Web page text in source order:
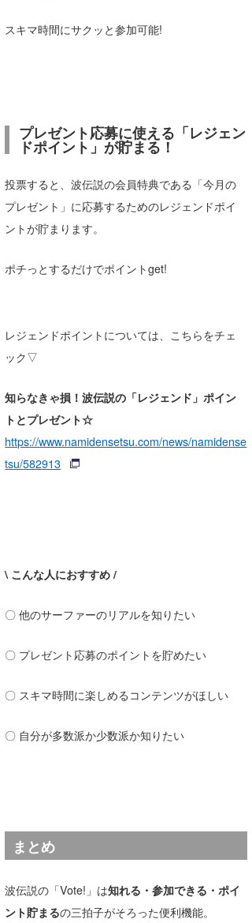
スキマ時間にサクッと参加可能!
プレゼント応募に使える「レジェン
ドポイント」が貯まる！
投票すると、波伝説の会員特典である「今月の
プレゼント」に応募するためのレジェンドポイ
ントが貯まります。
ポチっとするだけでポイントget!
レジェンドポイントについては、こちらをチェ
ック▽
知らなきゃ損！波伝説の「レジェンド」ポイン
トとプレゼント☆
https://www.namidensetsu.com/news/namidense
tsu/582913
\ こんな人におすすめ /
〇 他のサーファーのリアルを知りたい
〇 プレゼント応募のポイントを貯めたい
〇 スキマ時間に楽しめるコンテンツがほしい
〇 自分が多数派か少数派か知りたい
まとめ
波伝説の「Vote!」は知れる・参加できる・ポイ
ント貯まるの三拍子がそろった便利機能。
SancheZ
米山予報士
予報士 hiro.
Mr.K
Romisea